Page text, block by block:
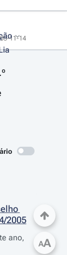
11-14
2005
ano,
AA